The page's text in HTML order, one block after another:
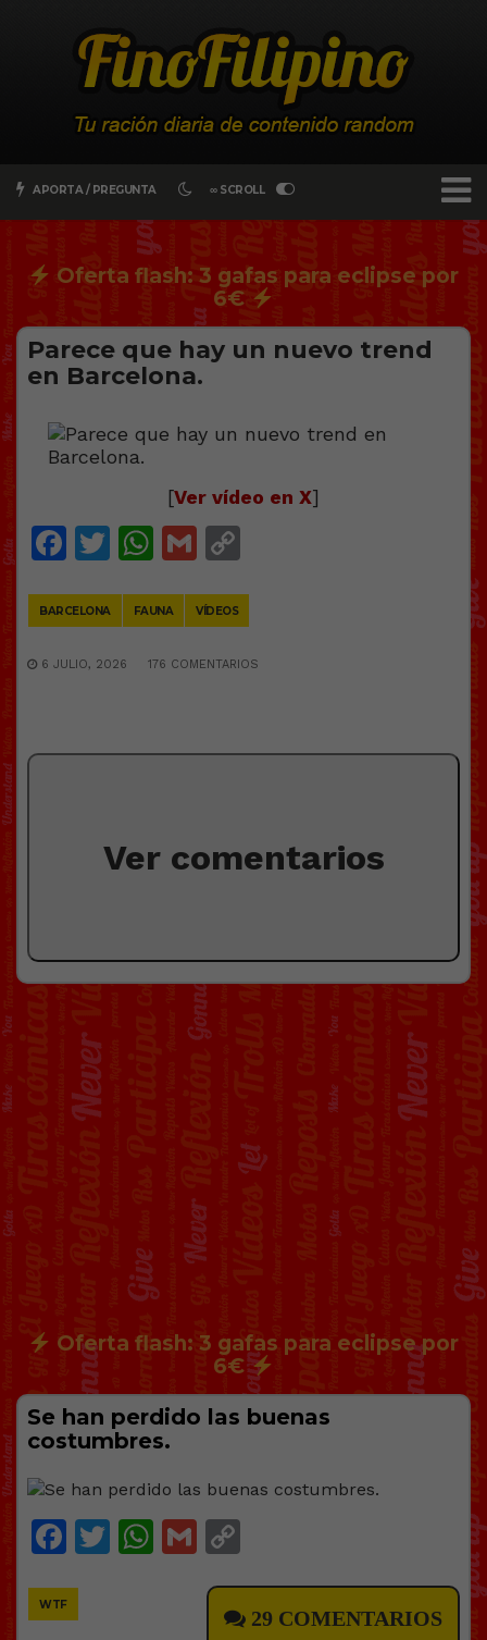
APORTA / PREGUNTA ∞ SCROLL
Oferta flash: 3 gafas para eclipse por
6€
Parece que hay un nuevo trend
en Barcelona.
[Ver vídeo en X]
Facebook
Twitter
WhatsApp
Gmail
BARCELONA FAUNA VÍDEOS
6 JULIO, 2026 176 COMENTARIOS
Ver comentarios
Oferta flash: 3 gafas para eclipse por
6€
Se han perdido las buenas
costumbres.
Facebook
Twitter
WhatsApp
Gmail
WTF
29 COMENTARIOS